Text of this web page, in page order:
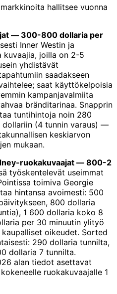
hallitsee vuonna
— 300-800 dollaria per
Inner Westin ja
kuvaajia, joilla on 2-5
yhdistävät
saadakseen
saat käyttökelpoisia
kampanjavalmiita
brändi­tarinaa. Snapprin
tuntihintoja noin 280
(4 tunnin varaus) —
keskiarvon
mukaan.
ruokakuvaajat — 800-2
työskentelevät useimmat
toimiva Georgie
hintansa avoimesti: 500
800 dollaria
1 600 dollaria koko 8
per 30 minuutin ylityö
oikeudet. Sorted
290 dollaria tunnilta,
dollaria 7 tunnilta.
alan tiedot asettavat
ruokakuvaajalle 1